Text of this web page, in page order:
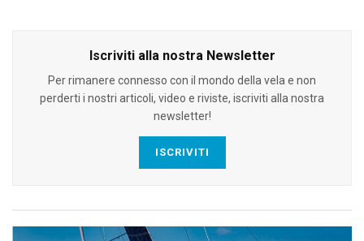
Iscriviti alla nostra Newsletter
Per rimanere connesso con il mondo della vela e non
perderti i nostri articoli, video e riviste, iscriviti alla nostra
newsletter!
ISCRIVITI